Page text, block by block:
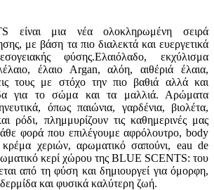
μια νέα ολοκληρωμένη σειρά
με βάση τα πιο διαλεκτά και ευεργετικά
φύσης.Ελαιόλαδο, εκχύλισμα
έλαιο Αrgan, αλόη, αιθέριά έλαια,
τους με στόχο την πιο βαθιά αλλά και
για το σώμα και τα μαλλιά. Αρώματα
όπως παιώνια, γαρδένια, βιολέτα,
ρόδι, πλημμυρίζουν τις καθημερινές μας
φορά που επιλέγουμε αφρόλουτρο, body
χεριών, αρωματικό σαπούνι, eau de
κερί χώρου της BLUE SCENTS: του
από τη φύση και δημιουργεί για όμορφη,
και φυσικά καλύτερη ζωή.